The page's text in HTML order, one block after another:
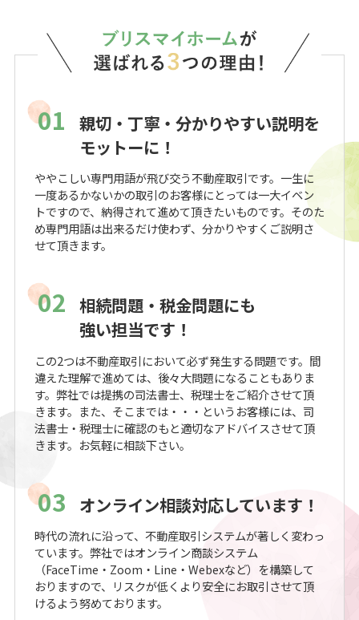
01
親切・丁寧・分かりやすい説明を
モットーに！
ややこしい専門用語が飛び交う不動産取引です。一生に
一度あるかないかの取引のお客様にとっては一大イベン
トですので、納得されて進めて頂きたいものです。そのた
め専門用語は出来るだけ使わず、分かりやすくご説明さ
せて頂きます。
02 相続問題・税金問題にも
強い担当です！
この2つは不動産取引において必ず発生する問題です。間
違えた理解で進めては、後々大問題になることもありま
す。弊社では提携の司法書士、税理士をご紹介させて頂
きます。また、そこまでは・・・というお客様には、司
法書士・税理士に確認のもと適切なアドバイスさせて頂
きます。お気軽に相談下さい。
03 オンライン相談対応しています！
時代の流れに沿って、不動産取引システムが著しく変わっ
ています。弊社ではオンライン商談システム
（FaceTime・Zoom・Line・Webexなど）を構築して
おりますので、リスクが低くより安全にお取引させて頂
けるよう努めております。